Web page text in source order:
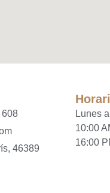
608
46389
Lunes
10:00
16:00